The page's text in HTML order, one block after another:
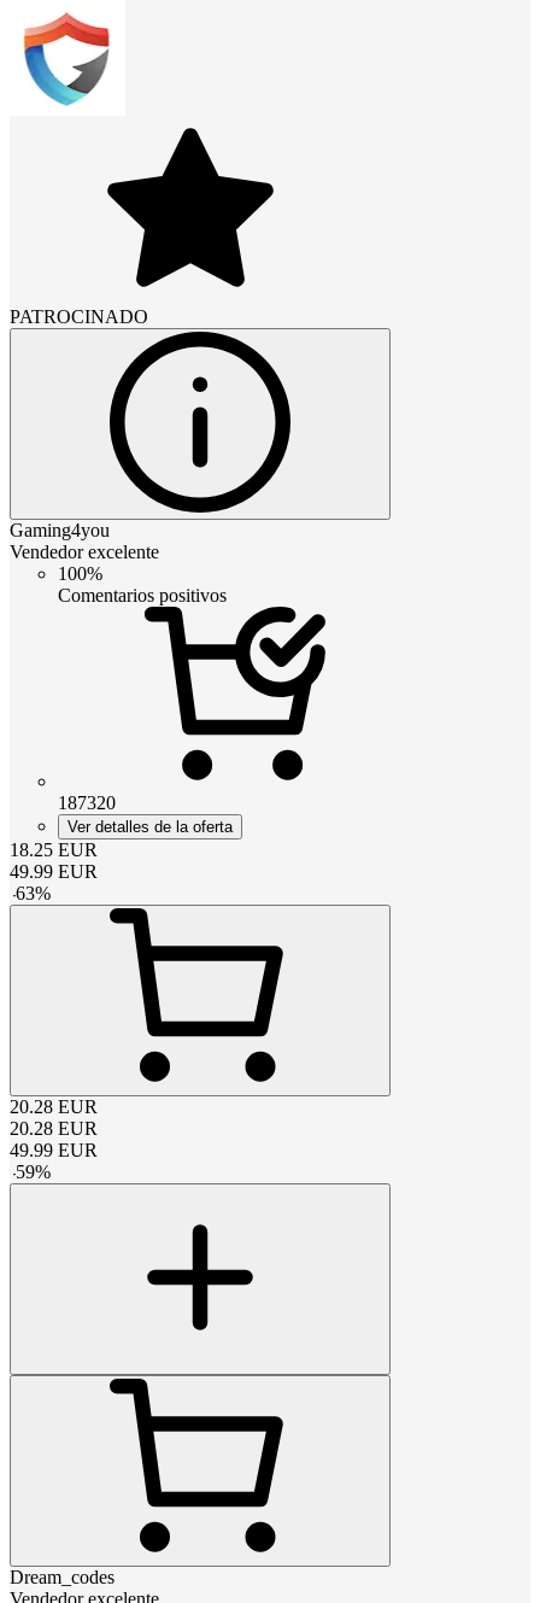
PATROCINADO
Gaming4you
Vendedor excelente
100%
Comentarios positivos
187320
Ver detalles de la oferta
18.25 EUR
49.99 EUR
-63%
20.28 EUR
20.28 EUR
49.99 EUR
-59%
Dream_codes
Vendedor excelente